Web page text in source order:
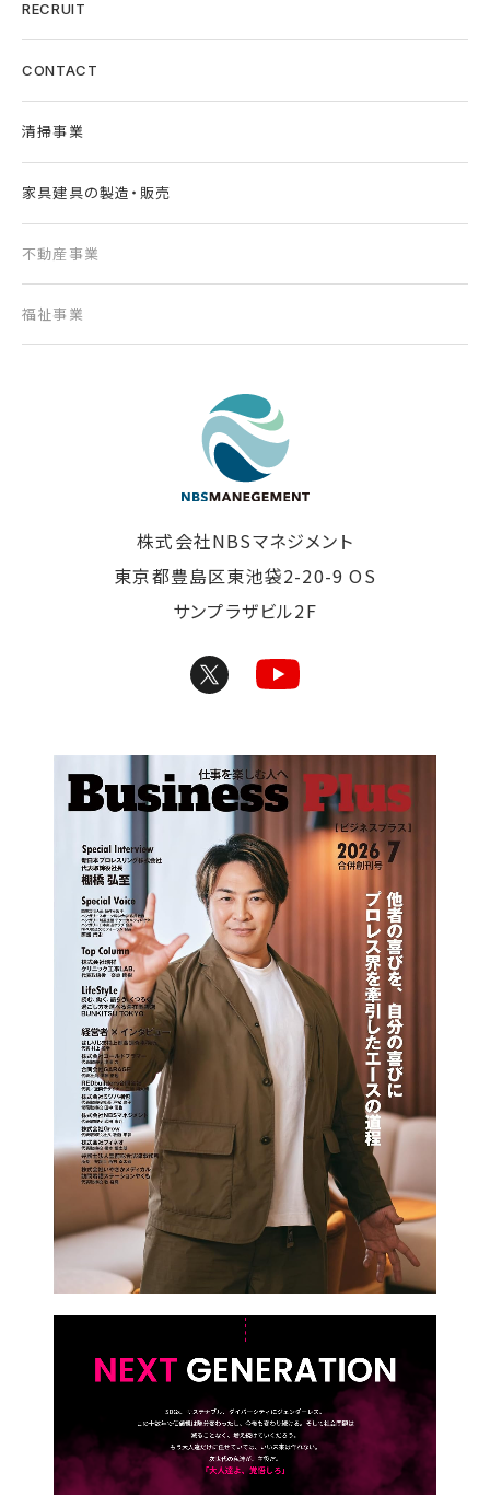
RECRUIT
CONTACT
清掃事業
家具建具の製造・販売
不動産事業
福祉事業
株式会社NBSマネジメント
東京都豊島区東池袋2-20-9 OS
サンプラザビル2F